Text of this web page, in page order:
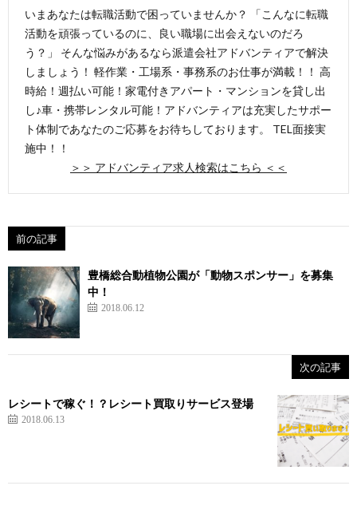
いまあなたは転職活動で困っていませんか？ 「こんなに転職
活動を頑張っているのに、良い職場に出会えないのだろ
う？」 そんな悩みがあるなら派遣会社アドバンティアで解決
しましょう！ 軽作業・工場系・事務系のお仕事が満載！！ 高
時給！週払い可能！家電付きアパート・マンションを貸し出
し♪車・携帯レンタル可能！アドバンティアは充実したサポー
ト体制であなたのご応募をお待ちしております。 TEL面接実
施中！！
＞＞ アドバンティア求人検索はこちら ＜＜
前の記事
豊橋総合動植物公園が「動物スポンサー」を募集
中！
2018.06.12
次の記事
レシートで稼ぐ！？レシート買取りサービス登場
2018.06.13